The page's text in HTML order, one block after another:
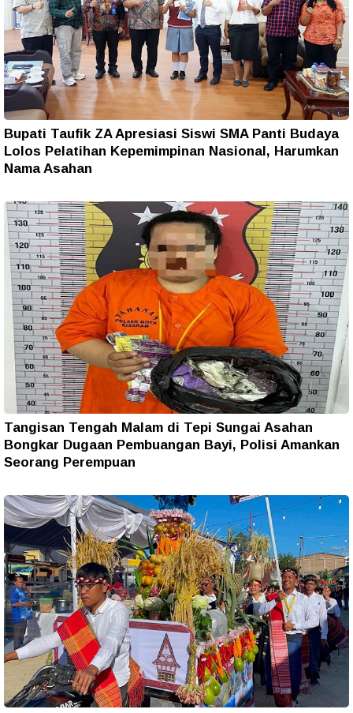
Bupati Taufik ZA Apresiasi Siswi SMA Panti Budaya
Lolos Pelatihan Kepemimpinan Nasional, Harumkan
Nama Asahan
Tangisan Tengah Malam di Tepi Sungai Asahan
Bongkar Dugaan Pembuangan Bayi, Polisi Amankan
Seorang Perempuan